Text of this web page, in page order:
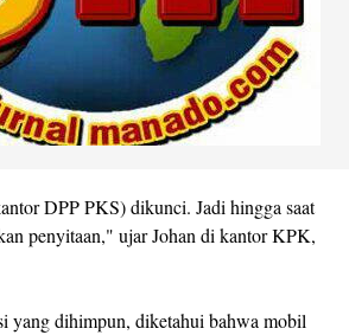
DPP PKS) dikunci. Jadi hingga saat
penyitaan," ujar Johan di kantor KPK,
yang dihimpun, diketahui bahwa mobil